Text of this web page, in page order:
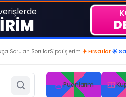
DAİMA KÂRDASINIZ...
Sorulan SorularSiparişlerim ✦ Fırsatlar ☀
Puanlarım